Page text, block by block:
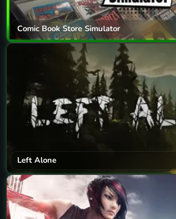
Comic Book Store Simulator
Left Alone